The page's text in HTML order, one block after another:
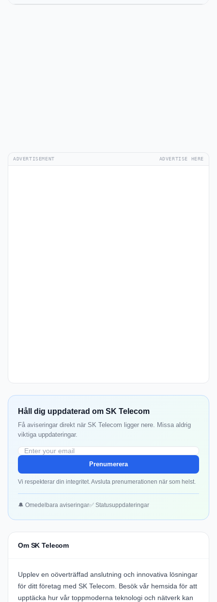
ADVERTISEMENT ADVERTISE HERE
Håll dig uppdaterad om SK Telecom
Få aviseringar direkt när SK Telecom ligger nere. Missa aldrig
viktiga uppdateringar.
Prenumerera
Vi respekterar din integritet. Avsluta prenumerationen när som helst.
🔔 Omedelbara aviseringar✅ Statusuppdateringar
Om SK Telecom
Upplev en oöverträffad anslutning och innovativa lösningar
för ditt företag med SK Telecom. Besök vår hemsida för att
upptäcka hur vår toppmoderna teknologi och nätverk kan